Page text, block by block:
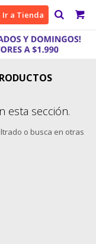
Ir a Tienda
esta sección.
o busca en otras